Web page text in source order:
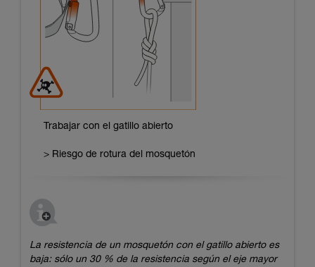
Trabajar con el gatillo abierto
> Riesgo de rotura del mosquetón
La resistencia de un mosquetón con el gatillo abierto es
baja: sólo un 30 % de la resistencia según el eje mayor